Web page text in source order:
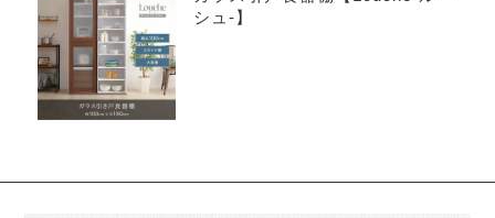
シュ-】